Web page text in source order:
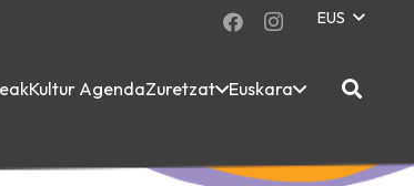
EUS
Kultur AgendaZuretzat Euskara